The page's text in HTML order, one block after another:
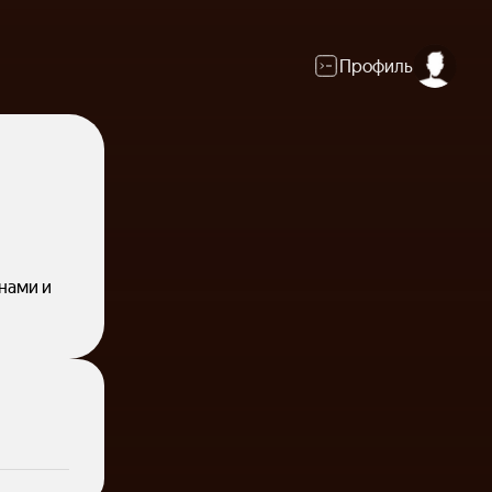
Профиль
и